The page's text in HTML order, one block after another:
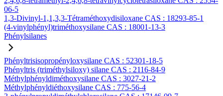
06-5
1,3-Divinyl-1,1,3,3-Tétraméthoxydisiloxane CAS : 18293-85-1
(4-vinylphényl)triméthoxysilane CAS : 18001-13-3
Phénylsilanes
Phényltrisisopropényloxysilane CAS : 52301-18-5
Phényltris (triméthylsiloxy) silane CAS : 2116-84-9
Méthylphényldiméthoxysilane CAS : 3027-21-2
Méthylphényldiéthoxysilane CAS : 775-56-4